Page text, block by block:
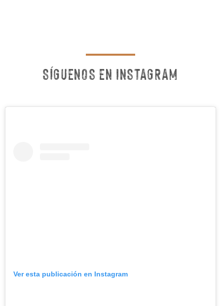
SÍGUENOS EN INSTAGRAM
Ver esta publicación en Instagram